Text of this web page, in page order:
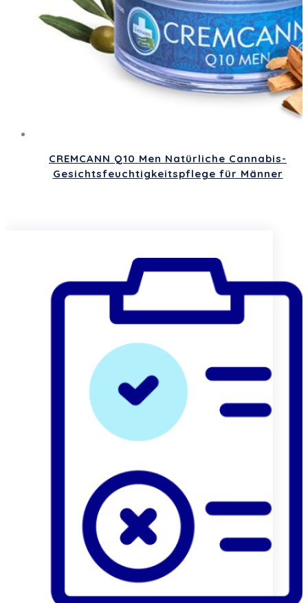
CREMCANN Q10 Men Natürliche Cannabis-
Gesichtsfeuchtigkeitspflege für Männer